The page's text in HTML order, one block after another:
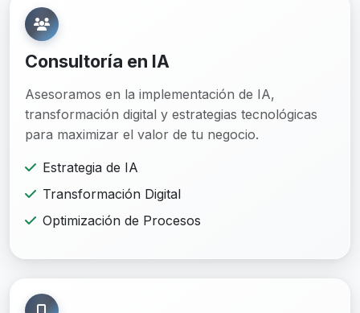
Consultoría en IA
Asesoramos en la implementación de IA,
transformación digital y estrategias tecnológicas
para maximizar el valor de tu negocio.
Estrategia de IA
Transformación Digital
Optimización de Procesos